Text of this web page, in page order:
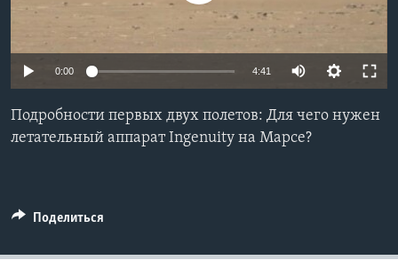
Learning English
СОЦИАЛЬНЫЕ СЕТИ
0:00 4:41
Подробности первых двух полетов: Для чего нужен
летательный аппарат Ingenuity на Марсе?
Поделиться